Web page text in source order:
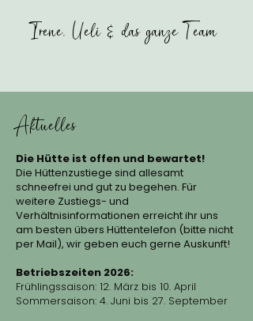
Irene, Ueli & das ganze Team
Aktuelles
Die Hütte ist offen und bewartet!
Die Hüttenzustiege sind allesamt
schneefrei und gut zu begehen. Für
weitere Zustiegs- und
Verhältnisinformationen erreicht ihr uns
am besten übers Hüttentelefon (bitte nicht
per Mail), wir geben euch gerne Auskunft!
Betriebszeiten 2026:
Frühlingssaison: 12. März bis 10. April
Sommersaison: 4. Juni bis 27. September